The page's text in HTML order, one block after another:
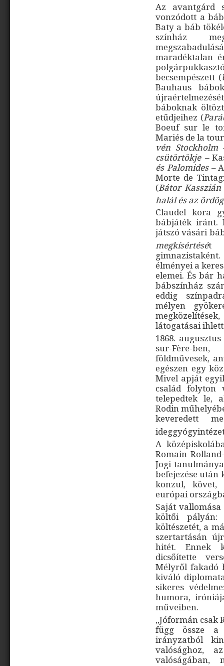
Az avantgárd
vonzódott a
Baty a báb
színház
maradéktalan
becsempészett (
Bauhaus
báboknak
etűdjeihez (
Boeuf sur le
Mariés de la
vén Stockholm
csütörtökje –
és Palomides –
Morte de
(Bátor Kasszián
halál és az ördög
Claudel kora
bábjáték iránt.
játszó vásári
megkísértését
élményei a
elemei. És bár
bábszínház
eddig
mélyen
látogatásai
1868.
sur-Fère-
földművesek,
egészen egy
Mivel apját
család folyton
telepedtek le,
Rodin
keveredett
A
Romain
Jogi
befejezése után
konzul, követ,
európai
Saját
költői pályán:
költészetét, a
szertartásán
hitét. Ennek
dicsőítette
Mélyről fakadó
kiváló
sikeres
humora,
műveiben.
„Jóformán csak
függ össze a
irányzatból
valósághoz,
valóságában,